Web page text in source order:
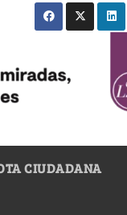
CIUDADANA